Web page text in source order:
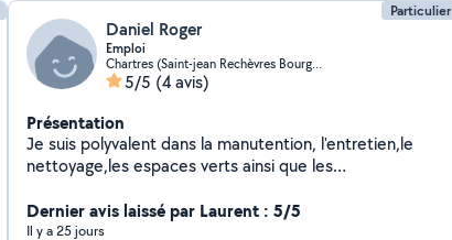
Particulier
Daniel Roger
Emploi
Chartres (Saint-jean Rechèvres Bourgneuf)
5/5 (4 avis)
Présentation
Je suis polyvalent dans la manutention, l'entretien,le
nettoyage,les espaces verts ainsi que les
êtes en vacances garder de animaux s occuper des
Dernier avis laissé par Laurent : 5/5
Il y a 25 jours